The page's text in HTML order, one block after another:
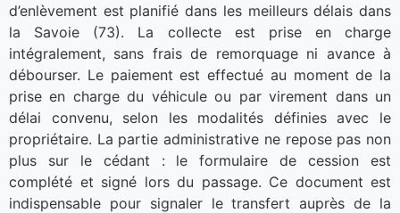
d’enlèvement est planifié dans les meilleurs délais dans
la Savoie (73). La collecte est prise en charge
intégralement, sans frais de remorquage ni avance à
débourser. Le paiement est effectué au moment de la
prise en charge du véhicule ou par virement dans un
délai convenu, selon les modalités définies avec le
propriétaire. La partie administrative ne repose pas non
plus sur le cédant : le formulaire de cession est
complété et signé lors du passage. Ce document est
indispensable pour signaler le transfert auprès de la